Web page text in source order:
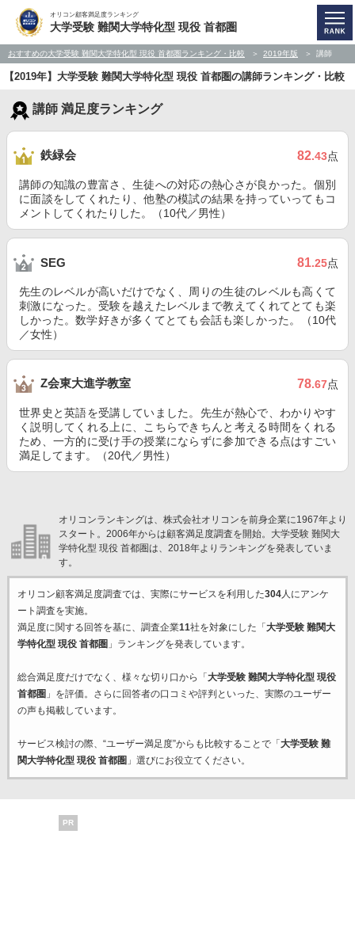
オリコン顧客満足度ランキング
大学受験 難関大学特化型 現役 首都圏
おすすめの大学受験 難関大学特化型 現役 首都圏ランキング・比較 2019年版 講師
【2019年】大学受験 難関大学特化型 現役 首都圏の講師ランキング・比較
講師 満足度ランキング
鉄緑会 82.43点
講師の知識の豊富さ、生徒への対応の熱心さが良かった。個別
に面談をしてくれたり、他塾の模試の結果を持っていってもコ
メントしてくれたりした。（10代／男性）
SEG 81.25点
先生のレベルが高いだけでなく、周りの生徒のレベルも高くて
刺激になった。受験を越えたレベルまで教えてくれてとても楽
しかった。数学好きが多くてとても会話も楽しかった。（10代
／女性）
Z会東大進学教室 78.67点
世界史と英語を受講していました。先生が熱心で、わかりやす
く説明してくれる上に、こちらできちんと考える時間をくれる
ため、一方的に受け手の授業にならずに参加できる点はすごい
満足してます。（20代／男性）
オリコンランキングは、株式会社オリコンを前身企業に1967年より
スタート。2006年からは顧客満足度調査を開始。大学受験 難関大
学特化型 現役 首都圏は、2018年よりランキングを発表していま
す。
オリコン顧客満足度調査では、実際にサービスを利用した304人にアンケ
ート調査を実施。
満足度に関する回答を基に、調査企業11社を対象にした「 大学受験 難関大
学特化型 現役 首都圏 」ランキングを発表しています。
総合満足度だけでなく、様々な切り口から「 大学受験 難関大学特化型 現役
首都圏 」を評価。さらに回答者の口コミや評判といった、実際のユーザー
の声も掲載しています。
サービス検討の際、“ユーザー満足度”からも比較することで「 大学受験 難
関大学特化型 現役 首都圏 」選びにお役立てください。
PR